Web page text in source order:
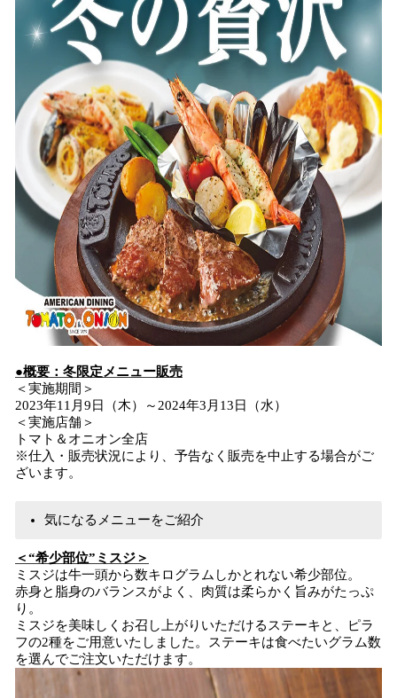
●概要：冬限定メニュー販売
＜実施期間＞
2023年11月9日（木）～2024年3月13日（水）
＜実施店舗＞
トマト＆オニオン全店
※仕入・販売状況により、予告なく販売を中止する場合がご
ざいます。
気になるメニューをご紹介
＜“希少部位”ミスジ＞
ミスジは牛一頭から数キログラムしかとれない希少部位。
赤身と脂身のバランスがよく、肉質は柔らかく旨みがたっぷ
り。
ミスジを美味しくお召し上がりいただけるステーキと、ピラ
フの2種をご用意いたしました。ステーキは食べたいグラム数
を選んでご注文いただけます。